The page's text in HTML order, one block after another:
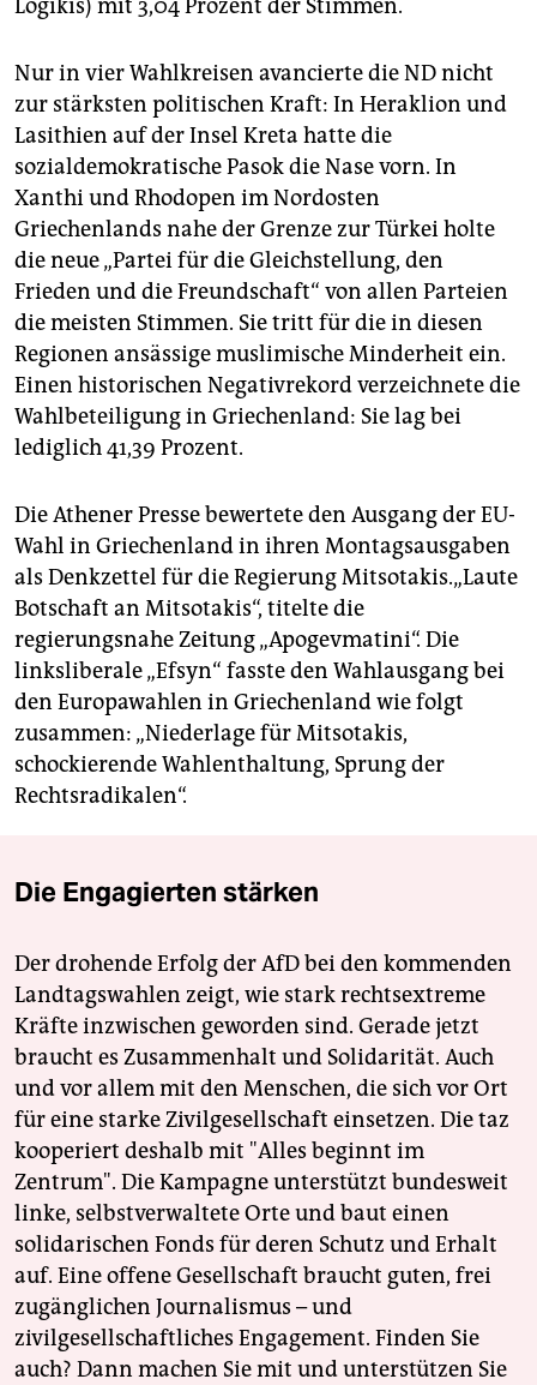
Logikis) mit 3,04 Prozent der Stimmen.
Nur in vier Wahlkreisen avancierte die ND nicht
zur stärksten politischen Kraft: In Heraklion und
Lasithien auf der Insel Kreta hatte die
sozialdemokratische Pasok die Nase vorn. In
Xanthi und Rhodopen im Nordosten
Griechenlands nahe der Grenze zur Türkei holte
die neue „Partei für die Gleichstellung, den
Frieden und die Freundschaft“ von allen Parteien
die meisten Stimmen. Sie tritt für die in diesen
Regionen ansässige muslimische Minderheit ein.
Einen historischen Negativrekord verzeichnete die
Wahlbeteiligung in Griechenland: Sie lag bei
lediglich 41,39 Prozent.
Die Athener Presse bewertete den Ausgang der EU-
Wahl in Griechenland in ihren Montagsausgaben
als Denkzettel für die Regierung Mitsotakis.„Laute
Botschaft an Mitsotakis“, titelte die
regierungsnahe Zeitung „Apogevmatini“. Die
linksliberale „Efsyn“ fasste den Wahlausgang bei
den Europawahlen in Griechenland wie folgt
zusammen: „Niederlage für Mitsotakis,
schockierende Wahlenthaltung, Sprung der
Rechtsradikalen“.
Die Engagierten stärken
Der drohende Erfolg der AfD bei den kommenden
Landtagswahlen zeigt, wie stark rechtsextreme
Kräfte inzwischen geworden sind. Gerade jetzt
braucht es Zusammenhalt und Solidarität. Auch
und vor allem mit den Menschen, die sich vor Ort
für eine starke Zivilgesellschaft einsetzen. Die taz
kooperiert deshalb mit "Alles beginnt im
Zentrum". Die Kampagne unterstützt bundesweit
linke, selbstverwaltete Orte und baut einen
solidarischen Fonds für deren Schutz und Erhalt
auf. Eine offene Gesellschaft braucht guten, frei
zugänglichen Journalismus – und
zivilgesellschaftliches Engagement. Finden Sie
auch? Dann machen Sie mit und unterstützen Sie